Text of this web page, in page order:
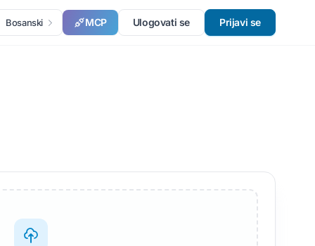
Bosanski MCP Ulogovati se Prijavi se